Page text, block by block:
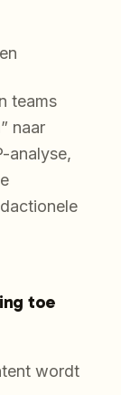
teams
naar
analyse,
toe
wordt